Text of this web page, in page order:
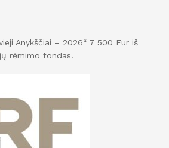
Anykščiai – 2026“ 7 500 Eur iš
rėmimo fondas.